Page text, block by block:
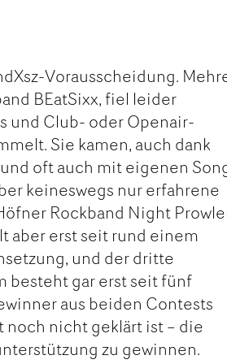
Vorausscheidung.
BEatSixx, fiel leider
und Club- oder Openair-
Sie kamen, auch dank
oft auch mit eigenen
keineswegs nur erfahrene
Rockband Night
aber erst seit rund einem
und der dritte
besteht gar erst seit fünf
aus beiden Contests
noch nicht geklärt ist – die
zu gewinnen.